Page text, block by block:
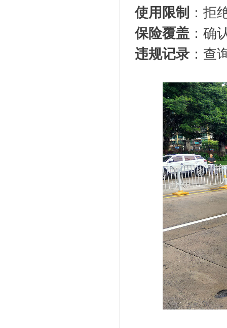
使用限制 ：拒
保险覆盖 ：确
违规记录 ：查